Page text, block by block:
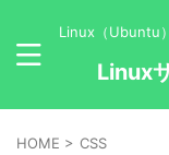
Linux（Ubuntu
Linux
HOME > CSS